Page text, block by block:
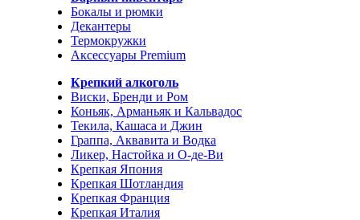
Бокалы и рюмки
Декантеры
Термокружки
Аксессуары Premium
Крепкий алкоголь
Виски, Бренди и Ром
Коньяк, Арманьяк и Кальвадос
Текила, Кашаса и Джин
Граппа, Аквавита и Водка
Ликер, Настойка и О-де-Ви
Крепкая Япония
Крепкая Шотландия
Крепкая Франция
Крепкая Италия